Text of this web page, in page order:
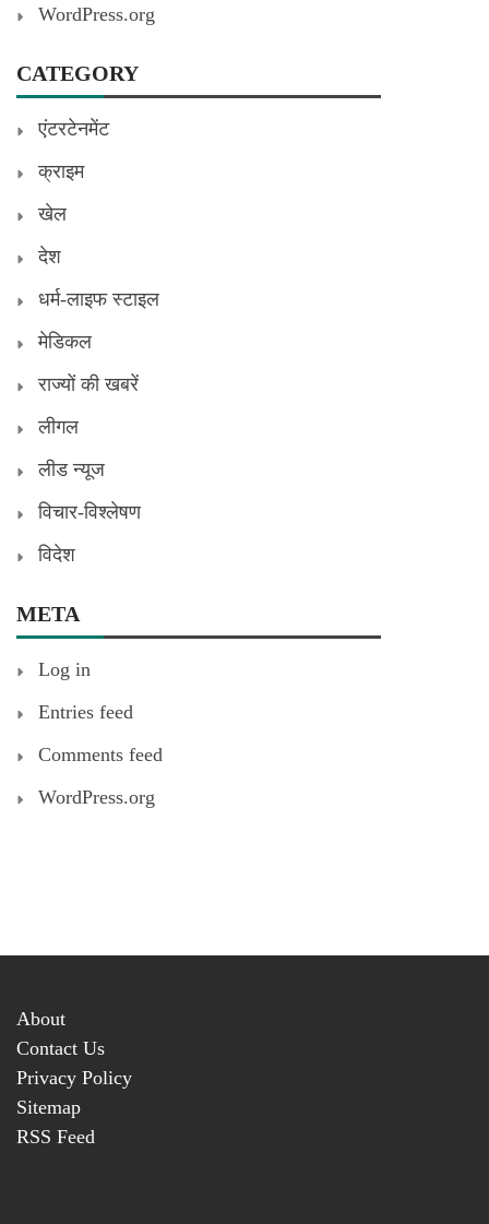
WordPress.org
CATEGORY
एंटरटेनमेंट
क्राइम
खेल
देश
धर्म-लाइफ स्टाइल
मेडिकल
राज्यों की खबरें
लीगल
लीड न्यूज
विचार-विश्लेषण
विदेश
META
Log in
Entries feed
Comments feed
WordPress.org
About
Contact Us
Privacy Policy
Sitemap
RSS Feed